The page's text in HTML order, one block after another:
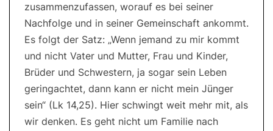
zusammenzufassen, worauf es bei seiner
Nachfolge und in seiner Gemeinschaft ankommt.
Es folgt der Satz: „Wenn jemand zu mir kommt
und nicht Vater und Mutter, Frau und Kinder,
Brüder und Schwestern, ja sogar sein Leben
geringachtet, dann kann er nicht mein Jünger
sein“ (Lk 14,25). Hier schwingt weit mehr mit, als
wir denken. Es geht nicht um Familie nach